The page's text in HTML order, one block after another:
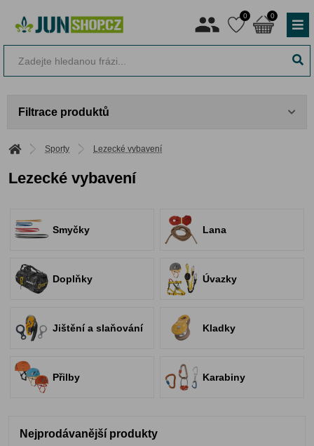
0 0
Filtrace produktů
Sporty Lezecké vybavení
Lezecké vybavení
Smyčky Lana
Doplňky Úvazky
Jištění a slaňování Kladky
Přilby Karabiny
Nejprodávanější produkty